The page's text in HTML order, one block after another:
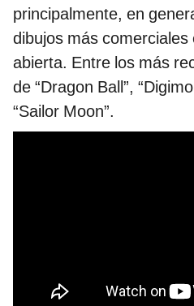
principalmente, en
dibujos más
abierta. Entre los más
de “Dragon Ball”,
“Sailor Moon”.